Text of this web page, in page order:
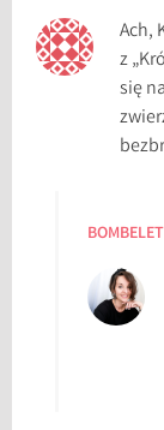
Ach,
z
się